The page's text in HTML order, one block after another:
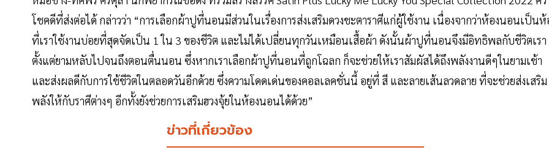
โชคดีที่ส่งต่อได้ กล่าวว่า “การเลือกผ้าปูที่นอนมีส่วนในเรื่องการส่งเสริมดวงชะตาราศีแก่ผู้ใช้งาน เนื่องจากว่าห้องนอนเป็นห้
ที่เราใช้งานบ่อยที่สุดจัดเป็น 1 ใน 3 ของชีวิต และไม่ได้เปลี่ยนทุกวันเหมือนเสื้อผ้า ดังนั้นผ้าปูที่นอนจึงมีอิทธิพลกับชีวิตเรา
ตั้งแต่ยามหลับไปจนถึงตอนตื่นนอน ซึ่งหากเราเลือกผ้าปูที่นอนที่ถูกโฉลก ก็จะช่วยให้เราสัมผัสได้ถึงพลังงานดีๆในยามเช้า
และส่งผลดีกับการใช้ชีวิตในตลอดวันอีกด้วย ซึ่งความโดดเด่นของคอลเลคชั่นนี้ อยู่ที่ สี และลายเส้นลวดลาย ที่จะช่วยส่งเสริม
พลังให้กับราศีต่างๆ อีกทั้งยังช่วยการเสริมฮวงจุ้ยในห้องนอนได้ด้วย”
ข่าวที่เกี่ยวข้อง